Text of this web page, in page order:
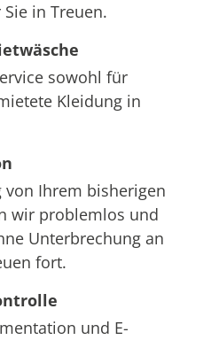
in Treuen.
sowohl für
Kleidung in
von Ihrem bisherigen
wir problemlos und
Unterbrechung an
fort.
und E-